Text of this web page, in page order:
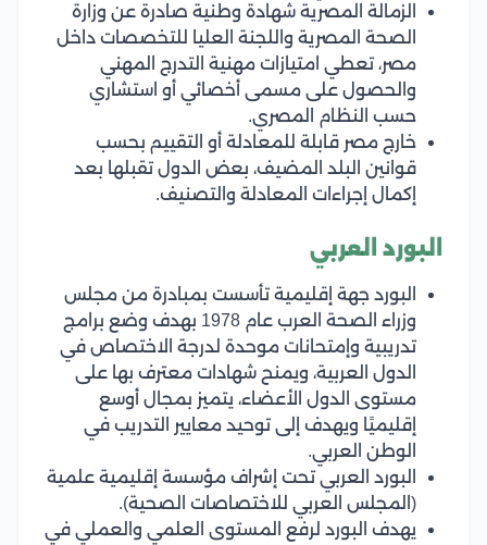
الزمالة المصرية شهادة وطنية صادرة عن وزارة
الصحة المصرية واللجنة العليا للتخصصات داخل
مصر، تعطي امتيازات مهنية التدرج المهني
والحصول على مسمى أخصائي أو استشاري
حسب النظام المصري.
خارج مصر قابلة للمعادلة أو التقييم بحسب
قوانين البلد المضيف، بعض الدول تقبلها بعد
إكمال إجراءات المعادلة والتصنيف.
البورد العربي
البورد جهة إقليمية تأسست بمبادرة من مجلس
وزراء الصحة العرب عام 1978 بهدف وضع برامج
تدريبية وإمتحانات موحدة لدرجة الاختصاص في
الدول العربية، ويمنح شهادات معترف بها على
مستوى الدول الأعضاء، يتميز بمجال أوسع
إقليميًا ويهدف إلى توحيد معايير التدريب في
الوطن العربي.
البورد العربي تحت إشراف مؤسسة إقليمية علمية
(المجلس العربي للاختصاصات الصحية).
يهدف البورد لرفع المستوى العلمي والعملي في